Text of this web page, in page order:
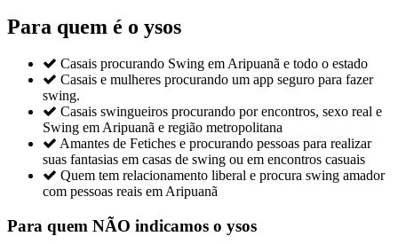
Para quem é o ysos
 Casais procurando Swing em Aripuanã e todo o estado
 Casais e mulheres procurando um app seguro para fazer
swing.
 Casais swingueiros procurando por encontros, sexo real e
Swing em Aripuanã e região metropolitana
 Amantes de Fetiches e procurando pessoas para realizar
suas fantasias em casas de swing ou em encontros casuais
 Quem tem relacionamento liberal e procura swing amador
com pessoas reais em Aripuanã
Para quem NÃO indicamos o ysos